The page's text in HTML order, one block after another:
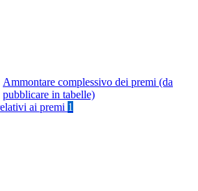
Ammontare complessivo dei premi (da
pubblicare in tabelle)
ai premi 1